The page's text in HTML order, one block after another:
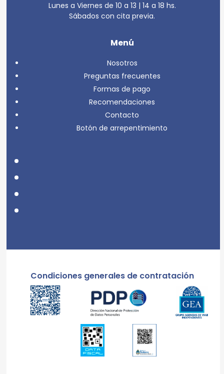
Lunes a Viernes de 10 a 13 | 14 a 18 hs.
Sábados con cita previa.
Menú
Nosotros
Preguntas frecuentes
Formas de pago
Recomendaciones
Contacto
Botón de arrepentimiento
Condiciones generales de contratación